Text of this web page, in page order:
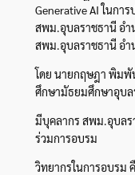
Generative AI ในกา
สพม.อุบลราชธานี อ
สพม.อุบลราชธานี อำ
โดย นายกฤษฎา พิมพั
ศึกษามัธยมศึกษาอุบล
มีบุคลากร สพม.อุบลร
ร่วมการอบรม
วิทยากรในการอบรม